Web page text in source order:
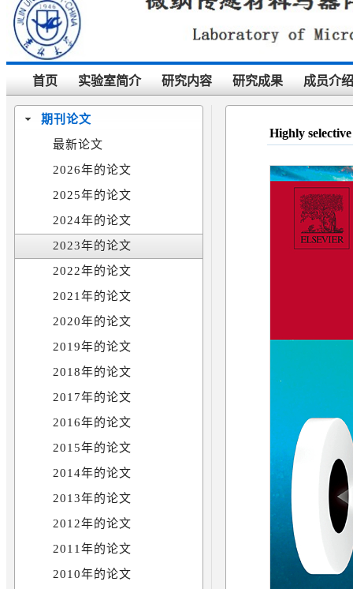
首页 实验室简介 研究内容 研究成果 成员介绍
期刊论文
最新论文
2026年的论文
2025年的论文
2024年的论文
2023年的论文
2022年的论文
2021年的论文
2020年的论文
2019年的论文
2018年的论文
2017年的论文
2016年的论文
2015年的论文
2014年的论文
2013年的论文
2012年的论文
2011年的论文
2010年的论文
Highly